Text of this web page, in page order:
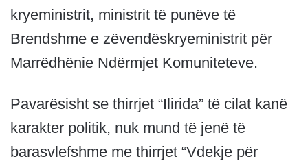
kryeministrit, ministrit të punëve të
Brendshme e zëvendëskryeministrit për
Marrëdhënie Ndërmjet Komuniteteve.
Pavarësisht se thirrjet “Ilirida” të cilat kanë
karakter politik, nuk mund të jenë të
barasvlefshme me thirrjet “Vdekje për